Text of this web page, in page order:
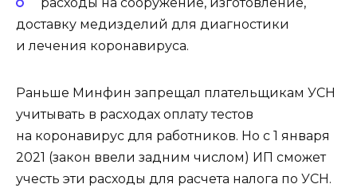
расходы на сооружение, изготовление,
доставку медизделий для диагностики
и лечения коронавируса.
Раньше Минфин запрещал плательщикам УСН
учитывать в расходах оплату тестов
на коронавирус для работников. Но с 1 января
2021 (закон ввели задним числом) ИП сможет
учесть эти расходы для расчета налога по УСН.